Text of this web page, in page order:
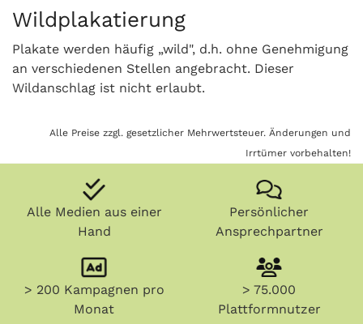
Wildplakatierung
Plakate werden häufig „wild", d.h. ohne Genehmigung
an verschiedenen Stellen angebracht. Dieser
Wildanschlag ist nicht erlaubt.
Alle Preise zzgl. gesetzlicher Mehrwertsteuer. Änderungen und
Irrtümer vorbehalten!
Alle Medien aus einer
Hand
Persönlicher
Ansprechpartner
> 200 Kampagnen pro
Monat
> 75.000
Plattformnutzer